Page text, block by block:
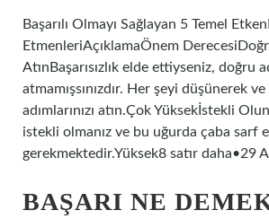
Başarılı Olmayı Sağlayan 5 Temel
EtmenleriAçıklamaÖnem
AtınBaşarısızlık elde ettiyseniz, doğru
atmamışsınızdır. Her şeyi düşünerek
adımlarınızı atın.Çok Yüksekİstekli
istekli olmanız ve bu uğurda çaba sarf
gerekmektedir.Yüksek8 satır daha•29
BAŞARI NE